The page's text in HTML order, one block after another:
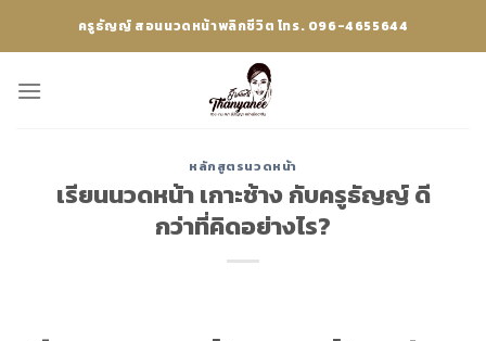
ครูธัญญ์ สอนนวดหน้าพลิกชีวิต โทร. 096-4655644
หลักสูตรนวดหน้า
เรียนนวดหน้า เกาะช้าง กับครูธัญญ์ ดี
กว่าที่คิดอย่างไร?